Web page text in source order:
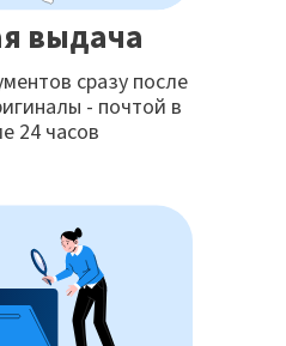
выдача
сразу после
- почтой в
24 часов